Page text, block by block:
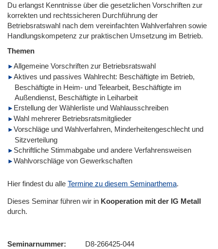
Du erlangst Kenntnisse über die gesetzlichen Vorschriften zur
korrekten und rechtssicheren Durchführung der
Betriebsratswahl nach dem vereinfachten Wahlverfahren sowie
Handlungskompetenz zur praktischen Umsetzung im Betrieb.
Themen
Allgemeine Vorschriften zur Betriebsratswahl
Aktives und passives Wahlrecht: Beschäftigte im Betrieb,
Beschäftigte in Heim- und Telearbeit, Beschäftigte im
Außendienst, Beschäftigte in Leiharbeit
Erstellung der Wählerliste und Wahlausschreiben
Wahl mehrerer Betriebsratsmitglieder
Vorschläge und Wahlverfahren, Minderheitengeschlecht und
Sitzverteilung
Schriftliche Stimmabgabe und andere Verfahrensweisen
Wahlvorschläge von Gewerkschaften
Hier findest du alle Termine zu diesem Seminarthema.
Dieses Seminar führen wir in Kooperation mit der IG Metall
durch.
Seminarnummer
D8-266425-044